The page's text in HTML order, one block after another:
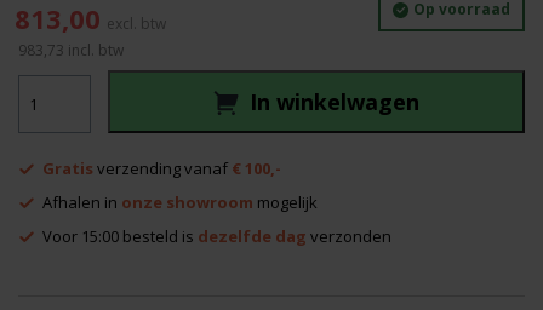
Op voorraad
LINO
L6G-
met
statief
ontvanger
983,73 incl. btw
In winkelwagen
Oorspronkelijke
prijs
was:
813,00
813,00.
Gratis verzending vanaf € 100,-
Afhalen in onze showroom mogelijk
Voor 15:00 besteld is dezelfde dag verzonden